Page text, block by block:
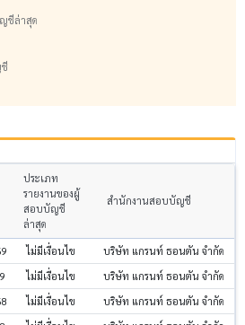
ชีล่าสุด
ประเภท
รายงานของผู้
สอบบัญชี
ล่าสุด
สำนักงานสอบบัญชี
ไม่มีเงื่อนไข
บริษัท แกรนท์ ธอนตัน จำกัด
ไม่มีเงื่อนไข
บริษัท แกรนท์ ธอนตัน จำกัด
ไม่มีเงื่อนไข
บริษัท แกรนท์ ธอนตัน จำกัด